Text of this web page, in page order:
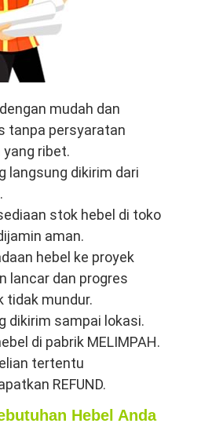
mudah dan
tanpa persyaratan
yang ribet.
langsung dikirim dari
stok hebel di toko
aman.
hebel ke proyek
lancar dan progres
tidak mundur.
dikirim sampai lokasi.
di pabrik MELIMPAH.
tertentu
REFUND.
Hebel Anda